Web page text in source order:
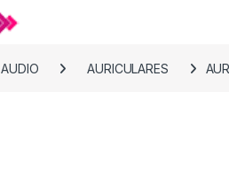
AUDIO AURICULARES